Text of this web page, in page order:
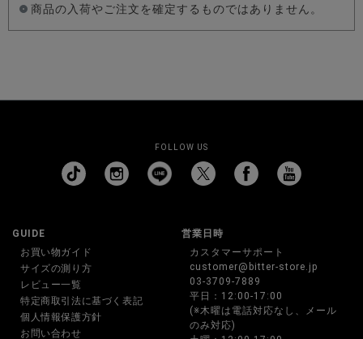
商品の入荷やご注文を確定するものではありません。
FOLLOW US
GUIDE
お買い物ガイド
サイズの測り方
レビュー一覧
特定商取引法に基づく表記
個人情報保護方針
お問い合わせ
営業日時
カスタマーサポート
customer@bitter-store.jp
03-3709-7889
平日：12:00-17:00
(※木曜は電話対応なし、メール
のみ対応)